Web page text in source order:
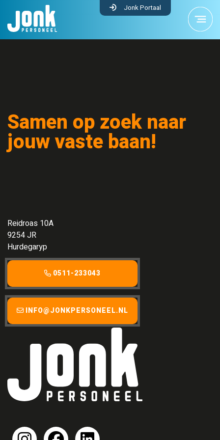
Jonk Portaal
Samen op zoek naar
jouw vaste baan!
Reidroas 10A
9254 JR
Hurdegaryp
0511-233043
INFO@JONKPERSONEEL.NL